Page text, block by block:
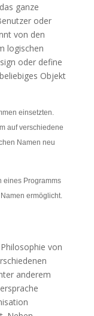
ganze
oder
von den
logischen
oder define
Objekt
einsetzten.
auf verschiedene
Namen neu
eines Programms
ermöglicht.
von
anderem